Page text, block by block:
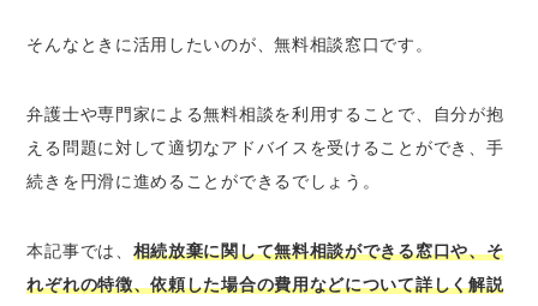
ら、その理由や不安を率直に相談する
成し、関係書類を持参する
相続放棄を弁護士・司法書士に依頼した場合の
【司法書士に依頼した場合は約1万円～】
そんなときに活用したいのが、無料相談窓口です。
弁護士や専門家による無料相談を利用することで、自分が抱
える問題に対して適切なアドバイスを受けることができ、手
続きを円滑に進めることができるでしょう。
本記事では、 相続放棄に関して無料相談ができる窓口や、そ
れぞれの特徴、依頼した場合の費用などについて詳しく解説